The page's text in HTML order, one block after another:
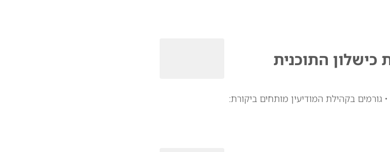
התוכנית
בקהילת המודיעין מותחים ביקורת: